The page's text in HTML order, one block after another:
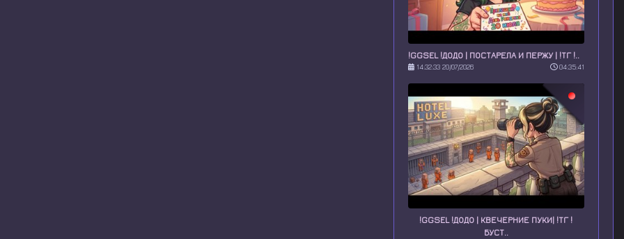
!GGSEL !ДОДО | ПОСТАРЕЛА И ПЕРЖУ | !ТГ !..
14:32:33 20/07/2026 04:35:41
!GGSEL !ДОДО | КВЕЧЕРНИЕ ПУКИ| !ТГ !
БУСТ..